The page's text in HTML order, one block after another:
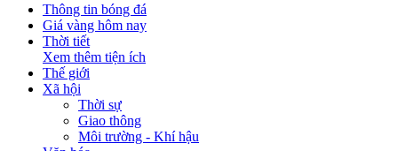
Thông tin bóng đá
Giá vàng hôm nay
Thời tiết
Xem thêm tiện ích
Thế giới
Xã hội
Thời sự
Giao thông
Môi trường - Khí hậu